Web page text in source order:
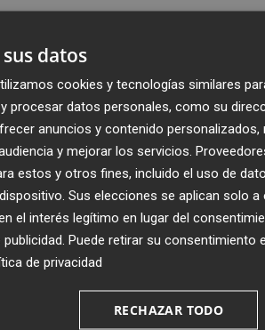
toda la actualidad de
Podcast en tu correo
datos
cookies y tecnologías similares
procesar datos personales, como su
anuncios y contenido
y mejorar los servicios.
estos y otros fines, incluido el uso de
Sus elecciones se aplican solo a
el interés legítimo en lugar del
. Puede retirar su consentimiento
de privacidad
RECHAZAR TODO